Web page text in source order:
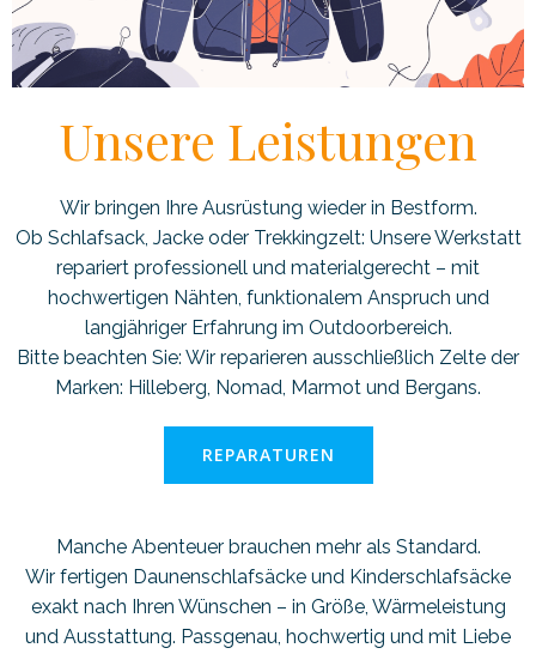
Unsere Leistungen
Wir bringen Ihre Ausrüstung wieder in Bestform.
Ob Schlafsack, Jacke oder Trekkingzelt: Unsere Werkstatt
repariert professionell und materialgerecht – mit
hochwertigen Nähten, funktionalem Anspruch und
langjähriger Erfahrung im Outdoorbereich.
Bitte beachten Sie: Wir reparieren ausschließlich Zelte der
Marken: Hilleberg, Nomad, Marmot und Bergans.
REPARATUREN
Manche Abenteuer brauchen mehr als Standard.
Wir fertigen Daunenschlafsäcke und Kinderschlafsäcke
exakt nach Ihren Wünschen – in Größe, Wärmeleistung
und Ausstattung. Passgenau, hochwertig und mit Liebe